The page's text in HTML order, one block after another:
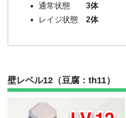
通常状態 3体
レイジ状態 2体
壁レベル12（豆腐：th11）